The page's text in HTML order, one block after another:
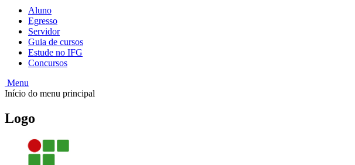
Aluno
Egresso
Servidor
Guia de cursos
Estude no IFG
Concursos
Menu
Início do menu principal
Logo